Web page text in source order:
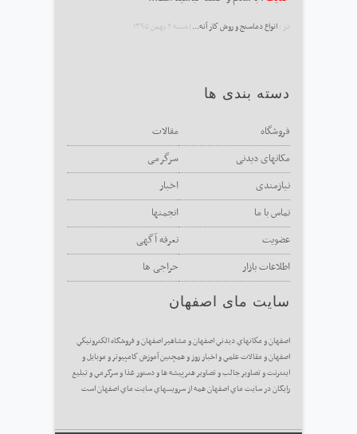
در :انواع دماسنج و روش كار آنه... |شنبه ۲ بهمن ۱۳۹۵
دسته بندی ها
مقالات
فروشگاه
سرگرمی
مکانهای دیدنی
اخبار
نیازمندی
انجمنها
تماس با ما
تعرفه آگهی
عضویت
حراجی ها
اطلاعات بازار
سایت مای اصفهان
اصفهان و مكانهاي ديدني اصفهان و مشاهير اصفهان و فروشگاه الكترونيكي
اصفهان و مقالات علمي و اخبار روز و همچنين آموزش كامپيوتر و موبايل و
اينترنت و تصاوير جالب و تصاوير هنرپيشه ها و دستور غذا و سرگرمي و تبليغ
رايگان در سايت ماي اصفهان همه از سرويسهاي سايت ماي اصفهان است